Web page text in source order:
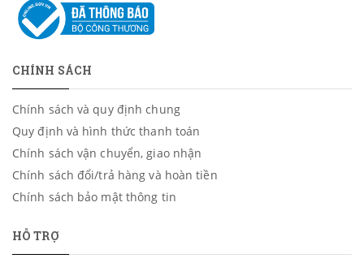
CHÍNH SÁCH
Chính sách và quy định chung
Quy định và hình thức thanh toán
Chính sách vận chuyển, giao nhận
Chính sách đổi/trả hàng và hoàn tiền
Chính sách bảo mật thông tin
HỖ TRỢ